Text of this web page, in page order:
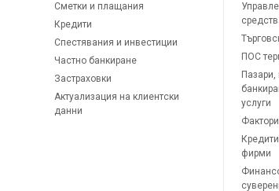
Сметки и плащания
Кредити
Спестявания и инвестиции
Частно банкиране
Застраховки
Актуализация на клиентски
данни
ПОС
услуги
фирми